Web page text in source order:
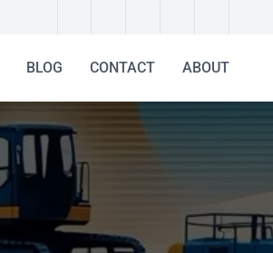
BLOG CONTACT ABOUT